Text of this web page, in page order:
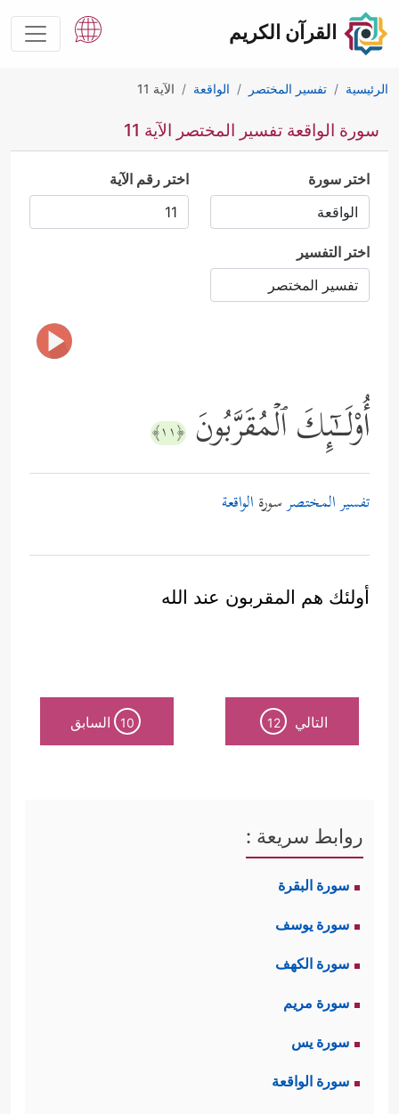
القرآن الكريم
الرئيسية تفسير المختصر الواقعة الآية 11
سورة الواقعة تفسير المختصر الآية 11
اختر سورة اختر رقم الآية
اختر التفسير
أُوْلَــٰۤىِٕكَ ٱلۡمُقَرَّبُونَ ﴿١١﴾
تفسير المختصرسورة الواقعة
أولئك هم المقربون عند الله
التالي 12
10 السابق
روابط سريعة :
سورة البقرة
سورة يوسف
سورة الكهف
سورة مريم
سورة يس
سورة الواقعة